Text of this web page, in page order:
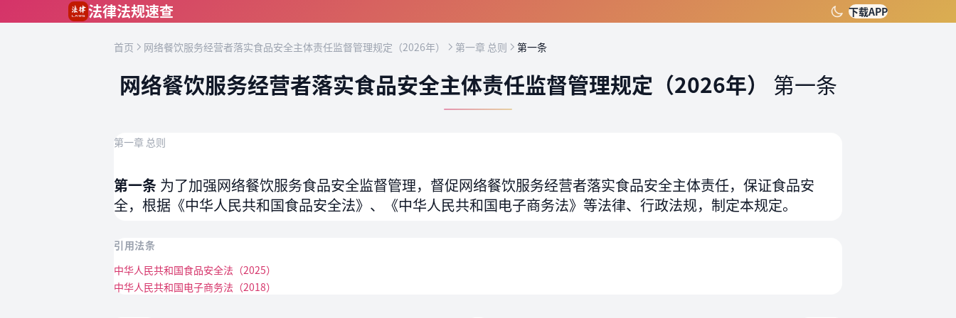
法律法规速查 下载APP
首页 网络餐饮服务经营者落实食品安全主体责任监督管理规定（2026年） 第一章 总则 第一条
网络餐饮服务经营者落实食品安全主体责任监督管理规定（2026年） 第一条
第一章 总则
第一条 为了加强网络餐饮服务食品安全监督管理，督促网络餐饮服务经营者落实食品安全主体责任，保证食品安
全，根据《中华人民共和国食品安全法》、《中华人民共和国电子商务法》等法律、行政法规，制定本规定。
引用法条
中华人民共和国食品安全法（2025）
中华人民共和国电子商务法（2018）